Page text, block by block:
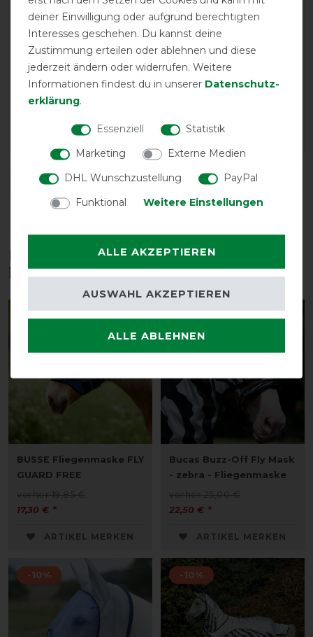
LATEST REVIEWS
18.10.2025
Die beste Fliegenmaske für meinen Wallach
robust und dabei schön luftig.
DETAILS ZUR PRODUKTSICHERHEIT
Diese Produkte könnten dich auch
interessieren
-13%
BUSSE Fliegenmaske FLY
GUARD FREE
vorher 19,85 €
17,30 € *
ARTIKEL MERKEN
-10%
Bucas Buzz-Off Fly Mask
- zebra - Fliegenmaske
vorher 25,00 €
22,50 € *
ARTIKEL MERKEN
-10% -10%
deiner Einwilligung oder aufgrund berechtigten
Interesses geschehen. Du kannst deine
Zustimmung erteilen oder ablehnen und diese
jederzeit ändern oder widerrufen. Weitere
Informationen findest du in unserer Daten­schutz­
erklärung.
Essenziell
Statistik
Marketing
Externe Medien
DHL Wunschzustellung
PayPal
Funktional
Weitere Einstellungen
ALLE AKZEPTIEREN
ALLE ABLEHNEN
AUSWAHL AKZEPTIEREN